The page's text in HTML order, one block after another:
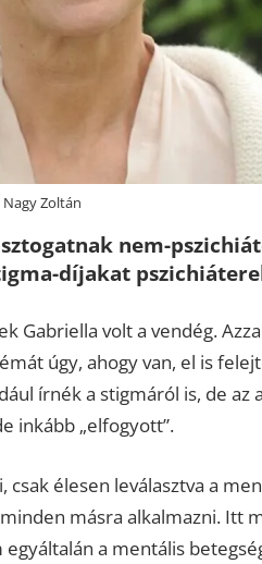
Zoltán
nem-
díjakat
Gabriella volt a vendég.
úgy, ahogy van, el is
írnék a stigmáról is, de az
inkább „elfogyott”.
élesen leválasztva a
másra alkalmazni. Itt
a mentális